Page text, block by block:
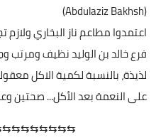
(Abdulaziz Bakhsh)
اعتمدوا مطاعم ناز البخاري
فرع خالد بن الوليد نظيف ومرتب
لذيذة، بالنسبة لكمية الاكل
على النعمة بعد الأكل... صحتين